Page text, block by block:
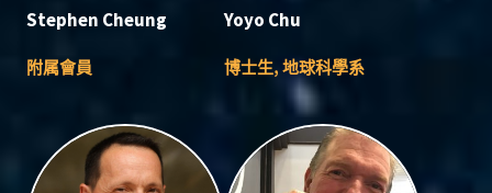
Stephen Cheung
附属會員
Yoyo Chu
博士生, 地球科學系